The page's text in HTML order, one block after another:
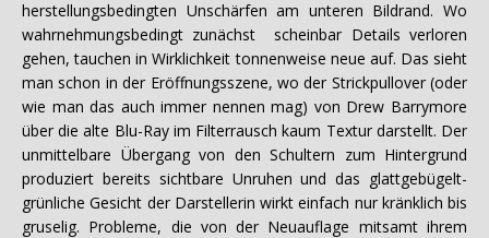
herstellungsbedingten Unschärfen am unteren Bildrand. Wo
wahrnehmungsbedingt zunächst scheinbar Details verloren
gehen, tauchen in Wirklichkeit tonnenweise neue auf. Das sieht
man schon in der Eröffnungsszene, wo der Strickpullover (oder
wie man das auch immer nennen mag) von Drew Barrymore
über die alte Blu-Ray im Filterrausch kaum Textur darstellt. Der
unmittelbare Übergang von den Schultern zum Hintergrund
produziert bereits sichtbare Unruhen und das glattgebügelt-
grünliche Gesicht der Darstellerin wirkt einfach nur kränklich bis
gruselig. Probleme, die von der Neuauflage mitsamt ihrem